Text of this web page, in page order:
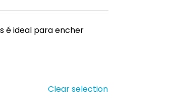
é ideal para encher
Clear selection